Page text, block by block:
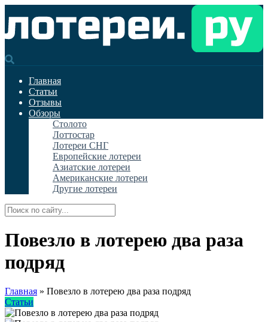
Главная
Статьи
Отзывы
Обзоры
Столото
Лоттостар
Лотереи СНГ
Европейские лотереи
Азиатские лотереи
Американские лотереи
Другие лотереи
Повезло в лотерею два раза
подряд
Главная » Повезло в лотерею два раза подряд
Статьи